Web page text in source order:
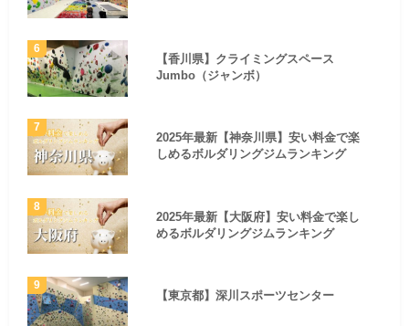
【香川県】クライミングスペース
Jumbo（ジャンボ）
2025年最新【神奈川県】安い料金で楽
しめるボルダリングジムランキング
2025年最新【大阪府】安い料金で楽し
めるボルダリングジムランキング
【東京都】深川スポーツセンター